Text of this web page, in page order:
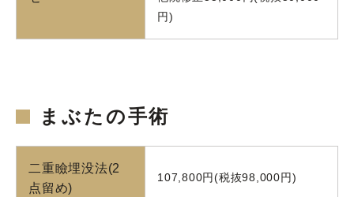
円)
まぶたの手術
二重瞼埋没法(2
点留め)
107,800円(税抜98,000円)